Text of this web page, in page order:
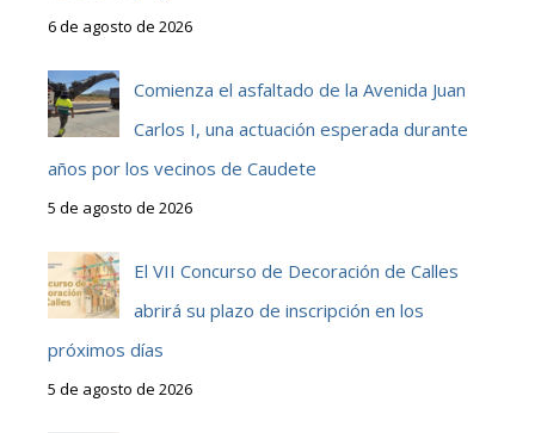
6 de agosto de 2026
Comienza el asfaltado de la Avenida Juan
Carlos I, una actuación esperada durante
años por los vecinos de Caudete
5 de agosto de 2026
El VII Concurso de Decoración de Calles
abrirá su plazo de inscripción en los
próximos días
5 de agosto de 2026